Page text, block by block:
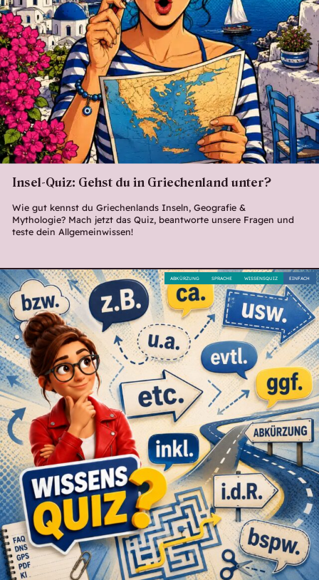
Insel-Quiz: Gehst du in Griechenland unter?
Wie gut kennst du Griechenlands Inseln, Geografie &
Mythologie? Mach jetzt das Quiz, beantworte unsere Fragen und
teste dein Allgemeinwissen!
EINFACH
WISSENSQUIZ
SPRACHE
ABKÜRZUNG